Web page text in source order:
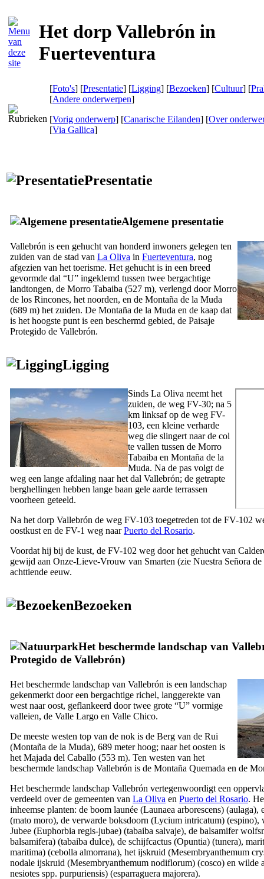
Het dorp Vallebrón in
Fuerteventura
[Foto's] [Presentatie] [Ligging] [Bezoeken] [Cultuur] [
[Andere onderwerpen]
[Vorig onderwerp] [Canarische Eilanden] [Over
[Via Gallica]
Presentatie
Algemene presentatie
Vallebrón is een gehucht van honderd inwoners gelegen ten
zuiden van de stad van La Oliva in Fuerteventura, nog
afgezien van het toerisme. Het gehucht is in een breed
gevormde dal “U” ingeklemd tussen twee bergachtige
landtongen, de Morro Tabaiba (527 m), verlengd doorMorro
de los Rincones, het noorden, en de Montaña de la Muda
(689 m) het zuiden. De Montaña de la Muda en de kaap dat
is het hoogste punt is een beschermd gebied, de Paisaje
Protegido de Vallebrón.
Ligging
Sinds La Oliva neemt het
zuiden, de weg FV-30; na 5
km linksaf op de weg FV-
103, een kleine verharde
weg die slingert naar de col
te vallen tussen de Morro
Tabaiba en Montaña de la
Muda. Na de pas volgt de
weg een lange afdaling naar het dal Vallebrón; de getrapte
berghellingen hebben lange baan gele aarde terrassen
voorheen geteeld.
Na het dorp Vallebrón de weg FV-103 toegetreden tot de FV-102
oostkust en de FV-1 weg naarPuerto del Rosario.
Voordat hij bij de kust, de FV-102 weg door het gehucht van
gewijd aan Onze-Lieve-Vrouw van Smarten (zie Nuestra Señora
achttiende eeuw.
Bezoeken
Het beschermde landschap van
Protegido de Vallebrón)
Het beschermde landschap van Vallebrón is een landschap
gekenmerkt door een bergachtige richel, langgerekte van
west naar oost, geflankeerd door twee grote “U” vormige
valleien, de Valle Largo en Valle Chico.
De meeste westen top van de nok is de Berg van de Rui
(Montaña de la Muda), 689 meter hoog; naar het oosten is
het Majada del Caballo (553 m). Ten westen van het
beschermde landschap Vallebrón is de Montaña Quemada en de
Het beschermde landschap Vallebrón vertegenwoordigt een
verdeeld over de gemeenten van La Oliva en Puerto del Rosario.
inheemse planten: de boom launée (Launaea arborescens) (aulaga),
(mato moro), de verwarde boksdoorn (Lycium intricatum) (espino),
Jubee (Euphorbia regis-jubae) (tabaiba salvaje), de balsamifer
balsamifera) (tabaiba dulce), de schijfcactus (Opuntia) (tunera),
maritima) (cebolla almorrana), het ijskruid (Mesembryanthemum
nodale ijskruid (Mesembryanthemum nodiflorum) (cosco) en wilde
nesiotes spp. purpuriensis) (esparraguera majorera).